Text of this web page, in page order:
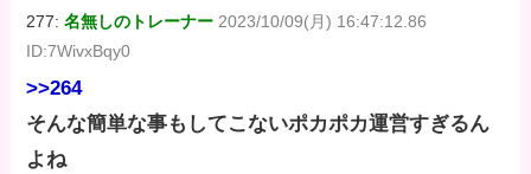
277:名無しのトレーナー 2023/10/09(月) 16:47:12.86
ID:7WivxBqy0
>>264
そんな簡単な事もしてこないポカポカ運営すぎるん
よね